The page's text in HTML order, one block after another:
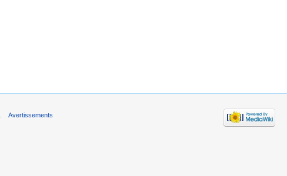
Avertissements